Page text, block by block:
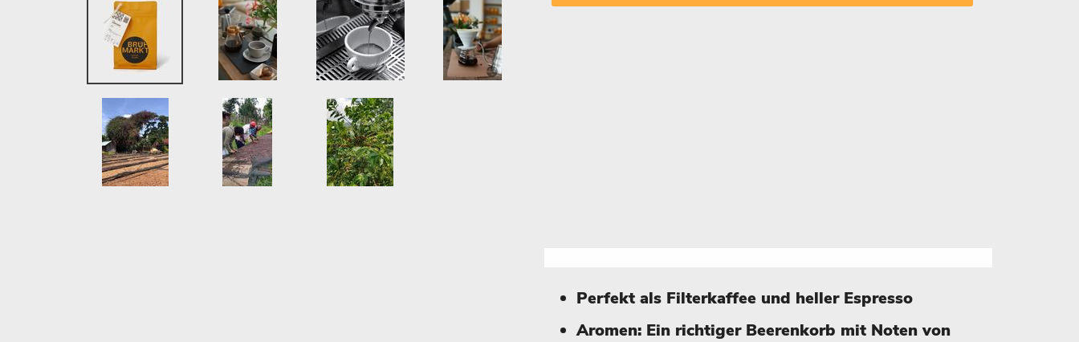
Perfekt als Filterkaffee und heller Espresso
Aromen: Ein richtiger Beerenkorb mit Noten von